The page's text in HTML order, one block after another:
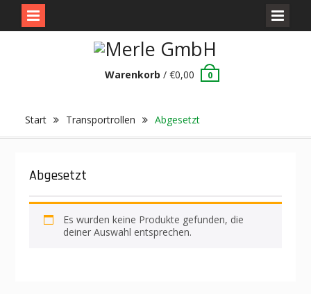
Warenkorb / €0,00 0
Start Transportrollen Abgesetzt
Abgesetzt
Es wurden keine Produkte gefunden, die
deiner Auswahl entsprechen.